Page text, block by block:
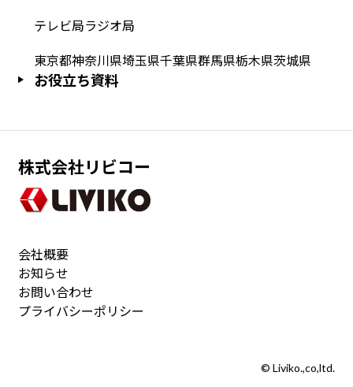
株式会社リビコー
会社概要
お知らせ
お問い合わせ
プライバシーポリシー
© Liviko.,co,ltd.
テレビ局ラジオ局
東京都神奈川県埼玉県千葉県群馬県栃木県茨城県
お役立ち資料